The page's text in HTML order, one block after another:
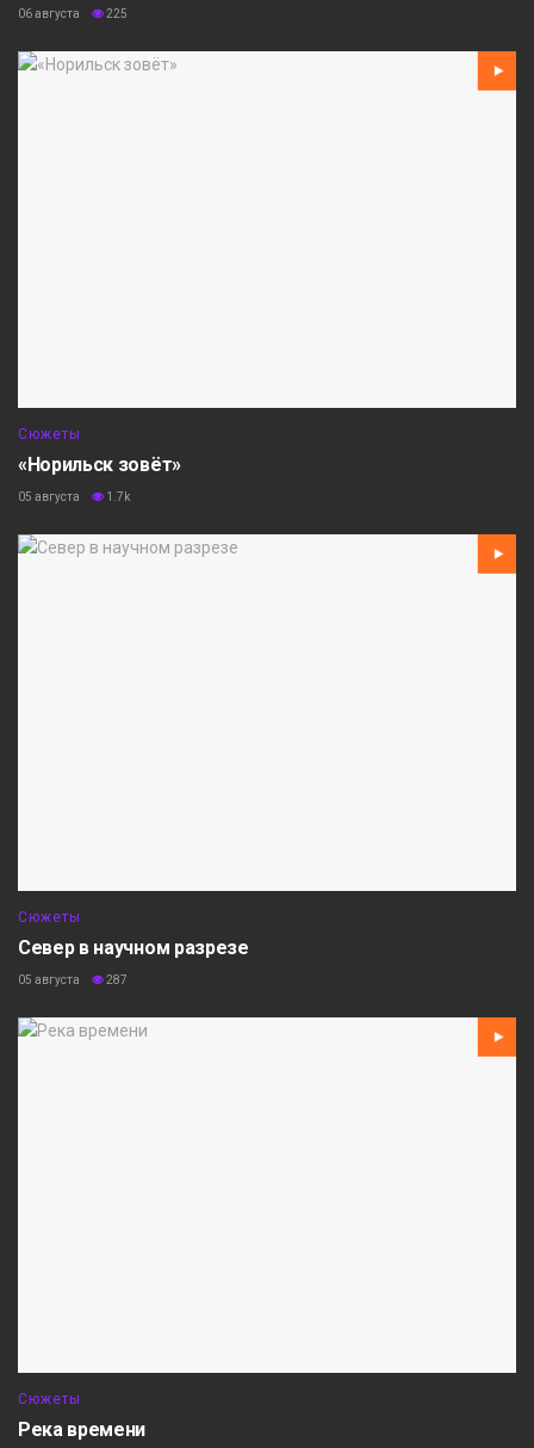
06 августа 225
Сюжеты
«Норильск зовёт»
05 августа 1.7k
Сюжеты
Север в научном разрезе
05 августа 287
Сюжеты
Река времени